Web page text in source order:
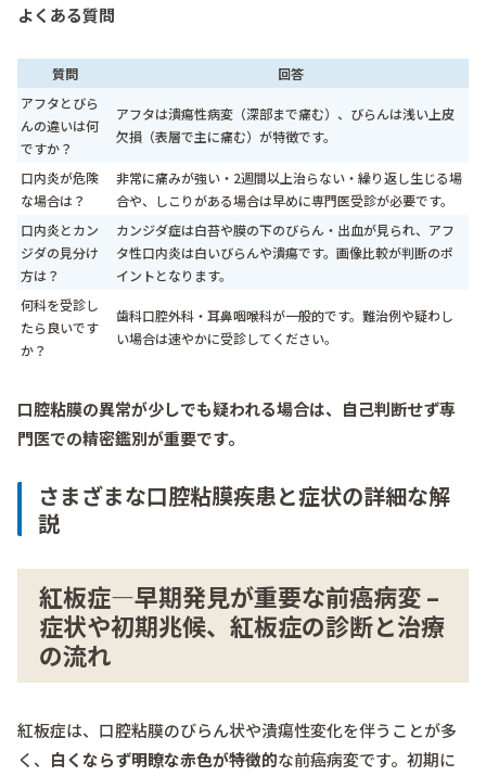
よくある質問
質問
回答
アフタとびら
んの違いは何
ですか？
アフタは潰瘍性病変（深部まで痛む）、びらんは浅い上皮
欠損（表層で主に痛む）が特徴です。
口内炎が危険
な場合は？
非常に痛みが強い・2週間以上治らない・繰り返し生じる場
合や、しこりがある場合は早めに専門医受診が必要です。
口内炎とカン
ジダの見分け
方は？
カンジダ症は白苔や膜の下のびらん・出血が見られ、アフ
タ性口内炎は白いびらんや潰瘍です。画像比較が判断のポ
イントとなります。
何科を受診し
たら良いです
か？
歯科口腔外科・耳鼻咽喉科が一般的です。難治例や疑わし
い場合は速やかに受診してください。
口腔粘膜の異常が少しでも疑われる場合は、自己判断せず専
門医での精密鑑別が重要です。
さまざまな口腔粘膜疾患と症状の詳細な解
説
紅板症―早期発見が重要な前癌病変 –
症状や初期兆候、紅板症の診断と治療
の流れ
紅板症は、口腔粘膜のびらん状や潰瘍性変化を伴うことが多
く、 白くならず明瞭な赤色が特徴的な前癌病変です。初期に